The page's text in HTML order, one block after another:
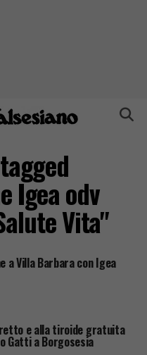
Igea odv
Vita"
a Villa Barbara con Igea
e alla tiroide gratuita
Gatti a Borgosesia